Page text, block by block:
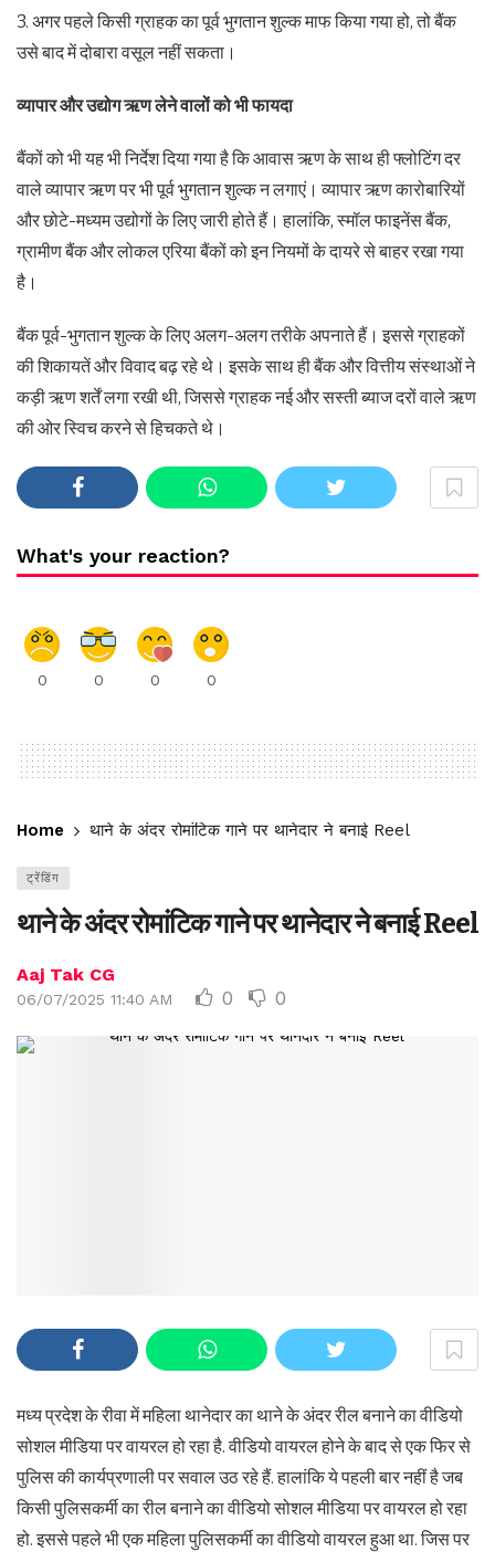
3. अगर पहले किसी ग्राहक का पूर्व भुगतान शुल्क माफ किया गया हो, तो बैंक
उसे बाद में दोबारा वसूल नहीं सकता।
व्यापार और उद्योग ऋण लेने वालों को भी फायदा
बैंकों को भी यह भी निर्देश दिया गया है कि आवास ऋण के साथ ही फ्लोटिंग दर
वाले व्यापार ऋण पर भी पूर्व भुगतान शुल्क न लगाएं। व्यापार ऋण कारोबारियों
और छोटे-मध्यम उद्योगों के लिए जारी होते हैं। हालांकि, स्मॉल फाइनेंस बैंक,
ग्रामीण बैंक और लोकल एरिया बैंकों को इन नियमों के दायरे से बाहर रखा गया
है।
बैंक पूर्व-भुगतान शुल्क के लिए अलग-अलग तरीके अपनाते हैं। इससे ग्राहकों
की शिकायतें और विवाद बढ़ रहे थे। इसके साथ ही बैंक और वित्तीय संस्थाओं ने
कड़ी ऋण शर्तें लगा रखी थी, जिससे ग्राहक नई और सस्ती ब्याज दरों वाले ऋण
की ओर स्विच करने से हिचकते थे।
What's your reaction?
0 0 0 0
Home थाने के अंदर रोमांटिक गाने पर थानेदार ने बनाई Reel
ट्रेंडिंग
थाने के अंदर रोमांटिक गाने पर थानेदार ने बनाई Reel
Aaj Tak CG
06/07/2025 11:40 AM 0 0
मध्य प्रदेश के रीवा में महिला थानेदार का थाने के अंदर रील बनाने का वीडियो
सोशल मीडिया पर वायरल हो रहा है. वीडियो वायरल होने के बाद से एक फिर से
पुलिस की कार्यप्रणाली पर सवाल उठ रहे हैं. हालांकि ये पहली बार नहीं है जब
किसी पुलिसकर्मी का रील बनाने का वीडियो सोशल मीडिया पर वायरल हो रहा
हो. इससे पहले भी एक महिला पुलिसकर्मी का वीडियो वायरल हुआ था. जिस पर